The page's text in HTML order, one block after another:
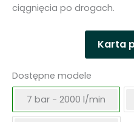
ciągnięcia po drogach.
Karta
Dostępne modele
7 bar - 2000 l/min